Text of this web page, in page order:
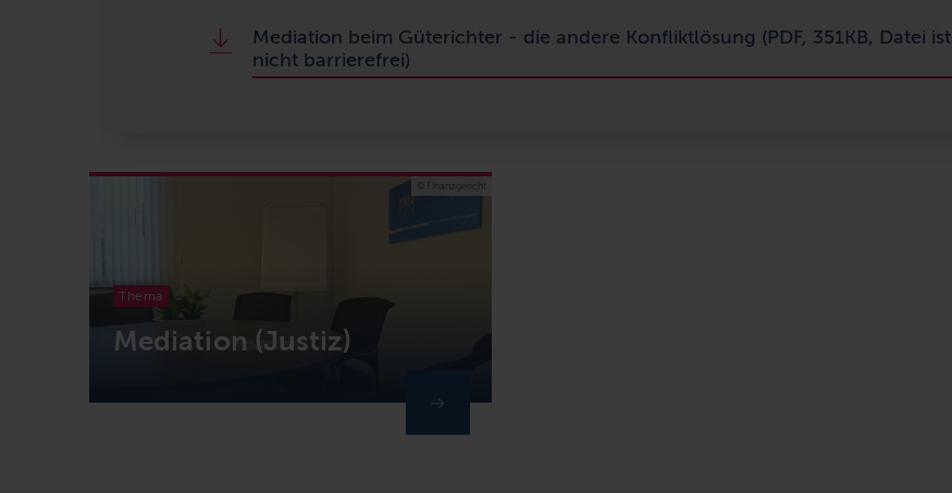
Mediation beim Güterichter - die andere Konfliktlösung (PDF, 351KB, Datei ist
nicht barrierefrei)
Mediation (Justiz)
Thema
© Finanzgericht